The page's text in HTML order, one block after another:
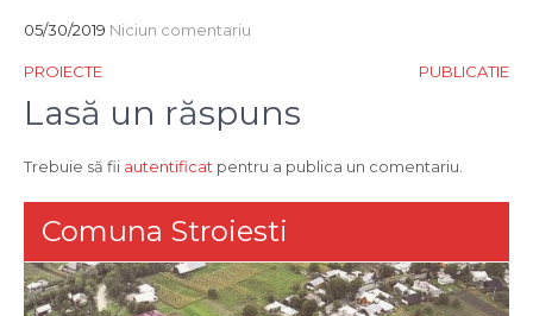
05/30/2019 Niciun comentariu
Navigare
în
PROIECTE PUBLICATIE
Lasă un răspuns
Trebuie să fii autentificat pentru a publica un comentariu.
Comuna Stroiesti